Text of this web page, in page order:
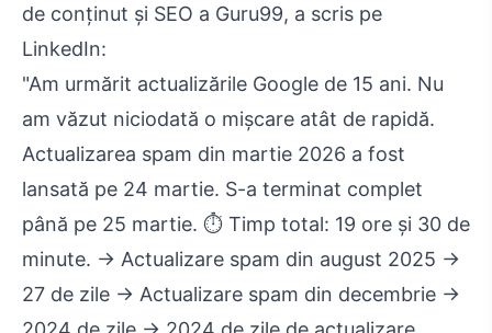
de conținut și SEO a Guru99, a scris pe
LinkedIn:
"Am urmărit actualizările Google de 15 ani. Nu
am văzut niciodată o mișcare atât de rapidă.
Actualizarea spam din martie 2026 a fost
lansată pe 24 martie. S-a terminat complet
până pe 25 martie. ⏱️ Timp total: 19 ore și 30 de
minute. → Actualizare spam din august 2025 →
27 de zile → Actualizare spam din decembrie →